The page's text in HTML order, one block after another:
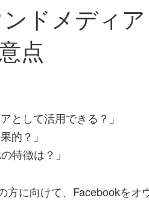
ドメディ
点
として活用できる？」
的？」
特徴は？」
に向けて、Facebookをオ